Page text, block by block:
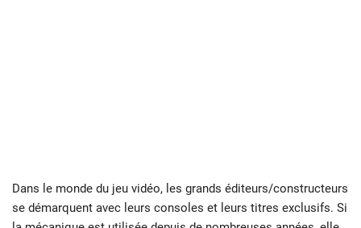
Dans le monde du jeu vidéo, les grands éditeurs/constructeurs
se démarquent avec leurs consoles et leurs titres exclusifs. Si